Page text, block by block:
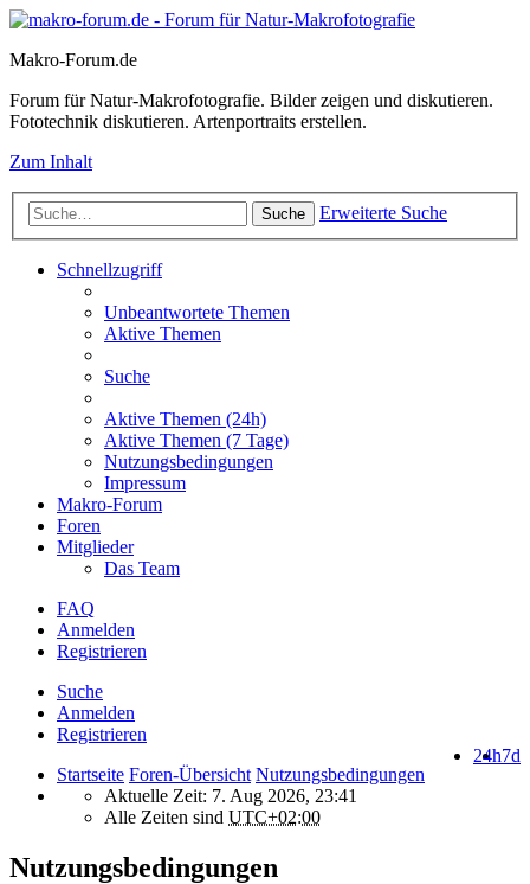
Makro-Forum.de
Forum für Natur-Makrofotografie. Bilder zeigen und diskutieren.
Fototechnik diskutieren. Artenportraits erstellen.
Zum Inhalt
Suche Erweiterte Suche
Schnellzugriff
Unbeantwortete Themen
Aktive Themen
Suche
Aktive Themen (24h)
Aktive Themen (7 Tage)
Nutzungsbedingungen
Impressum
Makro-Forum
Foren
Mitglieder
Das Team
FAQ
Anmelden
Registrieren
Suche
Anmelden
Registrieren
7d
24h
Startseite Foren-Übersicht Nutzungsbedingungen
Aktuelle Zeit: 7. Aug 2026, 23:41
Alle Zeiten sind UTC+02:00
Nutzungsbedingungen